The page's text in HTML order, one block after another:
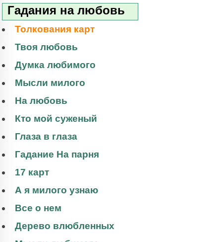
Гадания на любовь
Толкования карт
Твоя любовь
Думка любимого
Мысли милого
На любовь
Кто мой суженый
Глаза в глаза
Гадание На парня
17 карт
А я милого узнаю
Все о нем
Дерево влюбленных